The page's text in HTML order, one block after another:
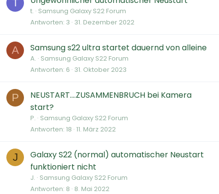
T
t. Samsung Galaxy S22 Forum
Antworten 3 31. Dezember 2022
A Samsung s22 ultra startet dauernd von alleine
A. Samsung Galaxy S22 Forum
Antworten 6 31. Oktober 2023
P
NEUSTART....ZUSAMMENBRUCH bei Kamera
start?
P. Samsung Galaxy S22 Forum
Antworten 18 11. März 2022
J
Galaxy S22 (normal) automatischer Neustart
funktioniert nicht
J. Samsung Galaxy S22 Forum
Antworten 8 8. Mai 2022